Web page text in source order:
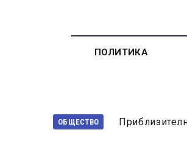
ПОЛИТИКА
ОБЩЕСТВО